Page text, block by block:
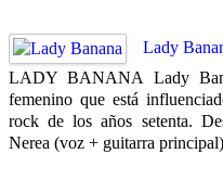
Lady
LADY BANANA Lady
femenino que está
rock de los años setenta.
Nerea (voz + guitarra